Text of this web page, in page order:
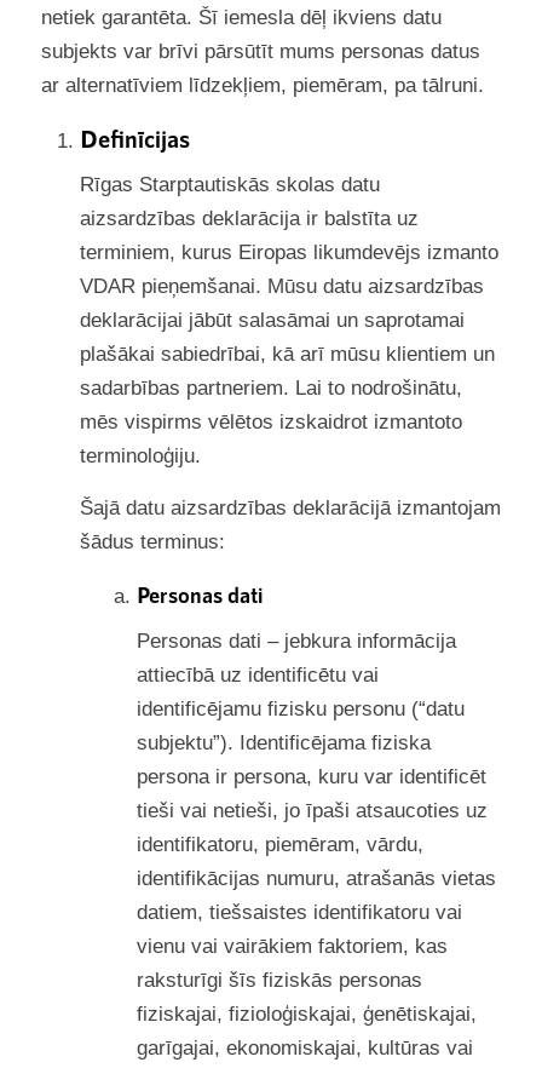
netiek garantēta. Šī iemesla dēļ ikviens datu
subjekts var brīvi pārsūtīt mums personas datus
ar alternatīviem līdzekļiem, piemēram, pa tālruni.
Definīcijas
Rīgas Starptautiskās skolas datu
aizsardzības deklarācija ir balstīta uz
terminiem, kurus Eiropas likumdevējs izmanto
VDAR pieņemšanai. Mūsu datu aizsardzības
deklarācijai jābūt salasāmai un saprotamai
plašākai sabiedrībai, kā arī mūsu klientiem un
sadarbības partneriem. Lai to nodrošinātu,
mēs vispirms vēlētos izskaidrot izmantoto
terminoloģiju.
Šajā datu aizsardzības deklarācijā izmantojam
šādus terminus:
Personas dati
Personas dati – jebkura informācija
attiecībā uz identificētu vai
identificējamu fizisku personu (“datu
subjektu”). Identificējama fiziska
persona ir persona, kuru var identificēt
tieši vai netieši, jo īpaši atsaucoties uz
identifikatoru, piemēram, vārdu,
identifikācijas numuru, atrašanās vietas
datiem, tiešsaistes identifikatoru vai
vienu vai vairākiem faktoriem, kas
raksturīgi šīs fiziskās personas
fiziskajai, fizioloģiskajai, ģenētiskajai,
garīgajai, ekonomiskajai, kultūras vai